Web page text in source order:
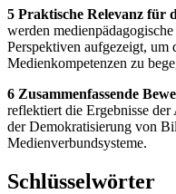
5 Praktische Relevanz für
werden
Perspektiven aufgezeigt, um
Medienkompetenzen zu
6 Zusammenfassende
reflektiert die Ergebnisse
der Demokratisierung von
Medienverbundsysteme.
Schlüsselwörter